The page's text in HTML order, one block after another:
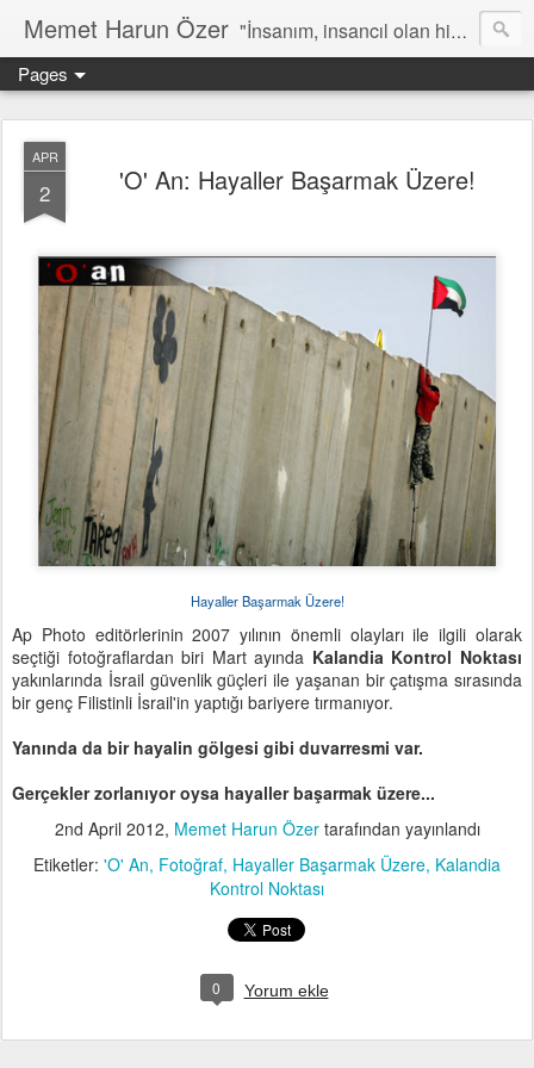
Memet Harun Özer "İnsanım, insancıl olan hiç bir şey bana yabancı kalamaz…" -Terentius
Pages
APR
2 'O' An: Hayaller Başarmak Üzere!
Hayaller Başarmak Üzere!
Ap Photo editörlerinin 2007 yılının önemli olayları ile ilgili olarak
seçtiği fotoğraflardan biri Mart ayında Kalandia Kontrol Noktası
yakınlarında İsrail güvenlik güçleri ile yaşanan bir çatışma sırasında
bir genç Filistinli İsrail'in yaptığı bariyere tırmanıyor.
Yanında da bir hayalin gölgesi gibi duvarresmi var.
Gerçekler zorlanıyor oysa hayaller başarmak üzere...
2nd April 2012, Memet Harun Özertarafından yayınlandı
Etiketler: 'O' An Fotoğraf Hayaller Başarmak Üzere Kalandia
Kontrol Noktası
0 Yorum ekle